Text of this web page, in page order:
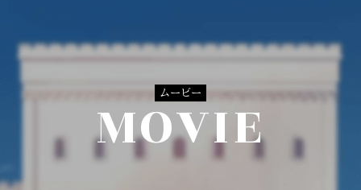
ムービー
MOVIE